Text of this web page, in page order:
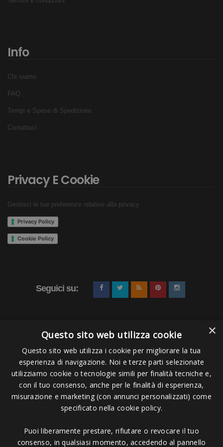
Info
Chi siamo
FAQ
Tempi e Spese di Spedizione
Contattaci
Privacy E Cookie
Gestisci le tue preferenze relative alla privacy
Privacy Policy
Cookie Policy
Seguici su:
Pagamenti Accettati
Copyright © 2006 - 2023 - Icarus Project sas
×
Questo sito web utilizza cookie
Questo sito web utilizza i cookie per migliorare la tua
esperienza di navigazione. Noi e terze parti selezionate
utilizziamo cookie o tecnologie simili per finalità tecniche e,
con il tuo consenso, anche per le finalità di esperienza,
misurazione e marketing (con annunci personalizzati) come
specificato nella cookie policy.
Puoi liberamente prestare, rifiutare o revocare il tuo
consenso, in qualsiasi momento, accedendo al pannello